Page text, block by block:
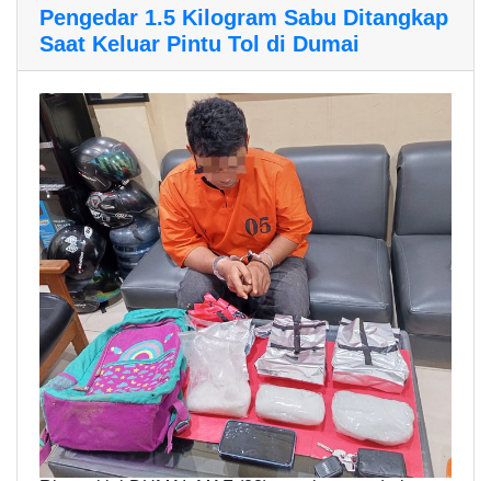
Pengedar 1.5 Kilogram Sabu Ditangkap
Saat Keluar Pintu Tol di Dumai